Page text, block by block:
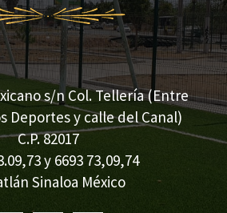
s/n Col. Tellería (Entre
Deportes y calle del Canal)
C.P. 82017
y 6693 73,09,74
Sinaloa México